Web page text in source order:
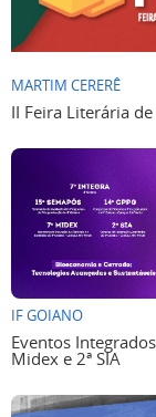
MARTIM CERERÊ
II Feira Literária
IF GOIANO
Eventos
Midex e 2ª SIA